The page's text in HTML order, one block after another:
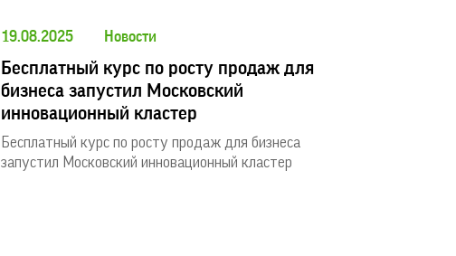
19.08.2025 Новости
Бесплатный курс по росту продаж для
бизнеса запустил Московский
инновационный кластер
Бесплатный курс по росту продаж для бизнеса
запустил Московский инновационный кластер